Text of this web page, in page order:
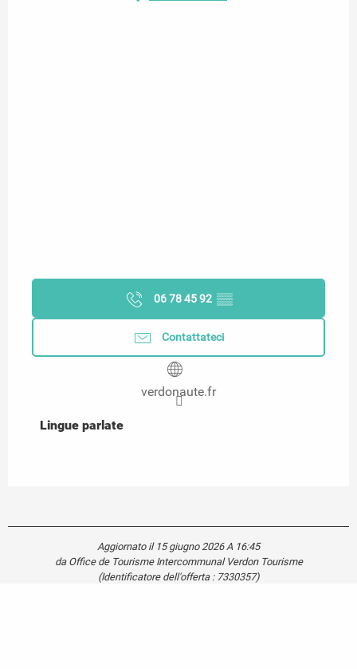
06 78 45 92 ▒▒
Contattateci
verdonaute.fr
Lingue parlate
Lingue parlate
Aggiornato il 15 giugno 2026 A 16:45
da Office de Tourisme Intercommunal Verdon Tourisme
(Identificatore dell'offerta : 7330357)